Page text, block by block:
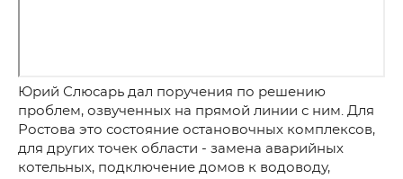
Юрий Слюсарь дал поручения по решению
проблем, озвученных на прямой линии с ним. Для
Ростова это состояние остановочных комплексов,
для других точек области - замена аварийных
котельных, подключение домов к водоводу,